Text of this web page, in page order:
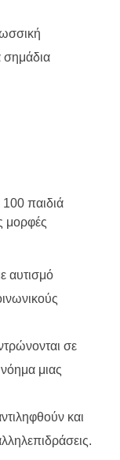
σημάδια
παιδιά
μορφές
αυτισμό
σε
μιας
και